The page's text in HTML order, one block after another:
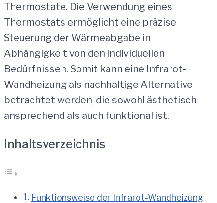
Thermostate. Die Verwendung eines
Thermostats ermöglicht eine präzise
Steuerung der Wärmeabgabe in
Abhängigkeit von den individuellen
Bedürfnissen. Somit kann eine Infrarot-
Wandheizung als nachhaltige Alternative
betrachtet werden, die sowohl ästhetisch
ansprechend als auch funktional ist.
Inhaltsverzeichnis
Funktionsweise der Infrarot-Wandheizung